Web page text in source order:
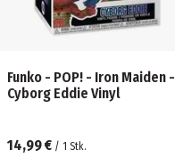
Funko - POP! - Iron Maiden -
Cyborg Eddie Vinyl
14,99 € / 1 Stk.